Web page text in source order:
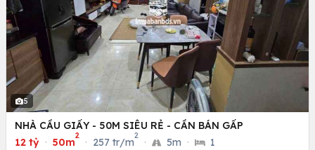
5
NHÀ CẦU GIẤY - 50M SIÊU RẺ - CẦN BÁN GẤP
12 tỷ · 50m
2
· 257 tr/m
2
· 5m · 1